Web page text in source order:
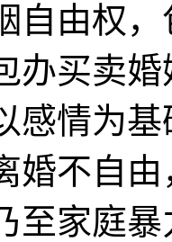
自由权
办买卖
感情为
婚不自
至家庭